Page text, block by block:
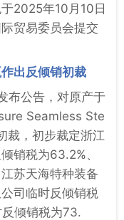
2025年10月10日
贸易委员会提交
出反倾销初裁
布公告，对原产于
Seamless Ste
裁，初步裁定浙江
销税为63.2%、
苏天海特种装备
司临时反倾销税
倾销税为73.